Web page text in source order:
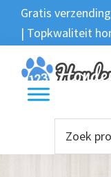
Spring
naar
de
hoofdnavigatie
Door
naar
de
hoofd
inhoud
Spring
naar
de
eerste
sidebar
Spring
naar
de
voettekst
Gratis
| Topkwaliteit
Zoeken
Zoeken
naar: